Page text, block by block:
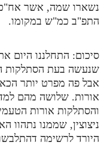
נשארו שמה, אשר אח"כ
התפ"ב כמ"ש במקומו.
סיכום: התחלננו היום
שנעשה בעת הסתלקות
אבל פה מפרט יותר
אורות. שלושה מהם
והסתלקות אורות
ניצוצין, שממנו נתהוו
היורד לרשימה